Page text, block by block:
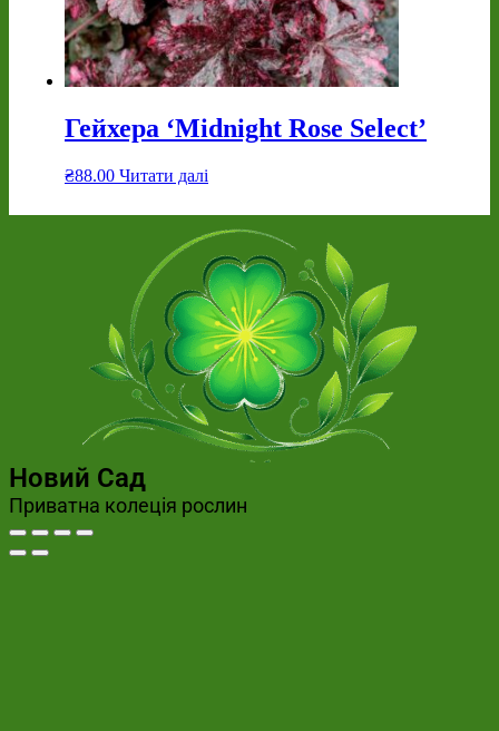
Гейхера ‘Midnight Rose Select’
₴88.00 Читати далі
Новий Сад
Приватна колеція рослин